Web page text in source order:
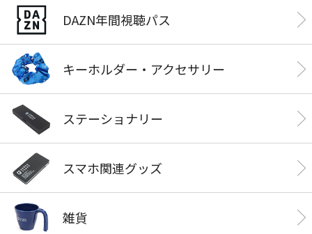
DAZN年間視聴パス
キーホルダー・アクセサリー
ステーショナリー
スマホ関連グッズ
雑貨